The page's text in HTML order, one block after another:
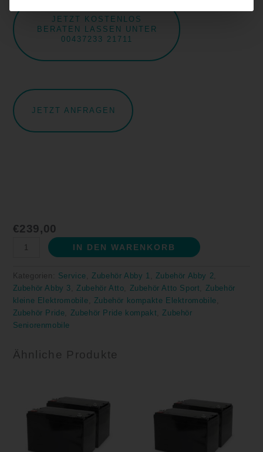
JETZT KOSTENLOS
BERATEN LASSEN UNTER
00437233 21711
JETZT ANFRAGEN
€239,00
IN DEN WARENKORB
Kategorien: Service ,Zubehör Abby 1 Zubehör Abby 2
Zubehör Abby 3 ,Zubehör Atto Zubehör Atto Sport
Zubehör
kleine Elektromobile
Zubehör kompakte Elektromobile
Zubehör Pride
Zubehör Pride kompakt ,Zubehör
Seniorenmobile
Ähnliche Produkte